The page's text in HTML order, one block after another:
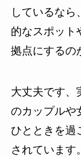
しているな
的なスポット
拠点にするの
大丈夫です、
のカップルや
ひとときを過
されています。